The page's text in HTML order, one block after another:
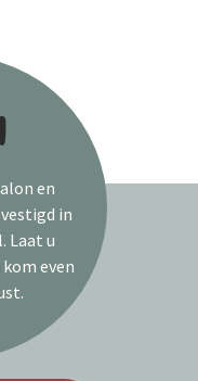
en
in
Laat u
even